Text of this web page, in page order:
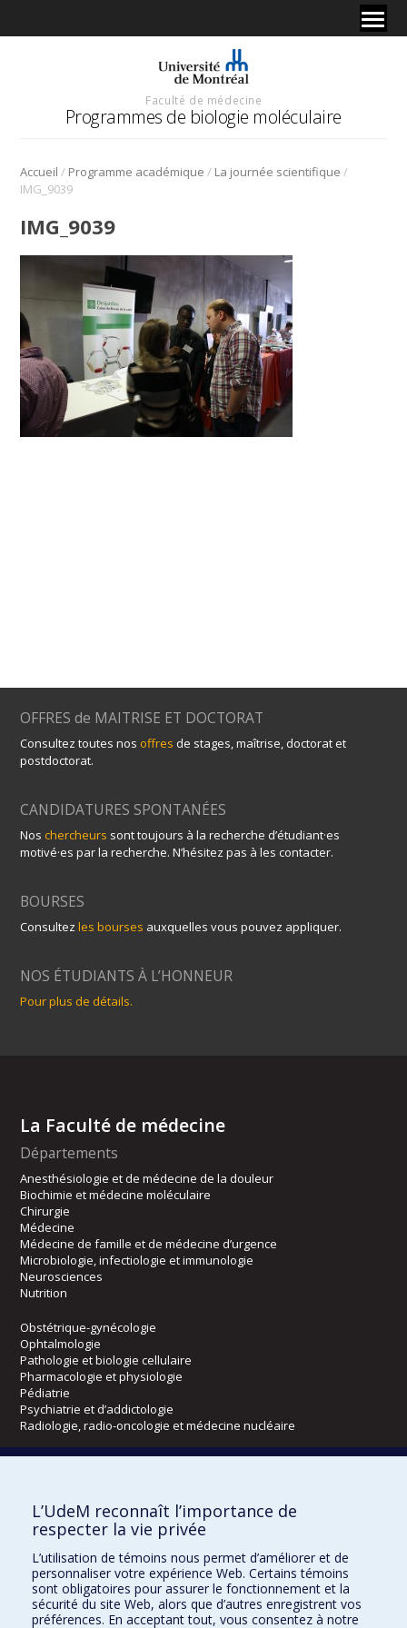
Faculté de médecine
Programmes de biologie moléculaire
Accueil / Programme académique / La journée scientifique /
IMG_9039
IMG_9039
OFFRES de MAITRISE ET DOCTORAT
Consultez toutes nos offres de stages, maîtrise, doctorat et
postdoctorat.
CANDIDATURES SPONTANÉES
Noschercheurs sont toujours à la recherche d’étudiant·es
motivé·es par la recherche. N’hésitez pas à les contacter.
BOURSES
Consultezles bourses auxquelles vous pouvez appliquer.
NOS ÉTUDIANTS À L’HONNEUR
Pour plus de détails.
La Faculté de médecine
Départements
Anesthésiologie et de médecine de la douleur
Biochimie et médecine moléculaire
Chirurgie
Médecine
Médecine de famille et de médecine d’urgence
Microbiologie, infectiologie et immunologie
Neurosciences
Nutrition
Obstétrique-gynécologie
Ophtalmologie
Pathologie et biologie cellulaire
Pharmacologie et physiologie
Pédiatrie
Psychiatrie et d’addictologie
Radiologie, radio-oncologie et médecine nucléaire
Kinésiologie et des sciences de l’activité physique
Orthophonie et audiologie
Directions
DPC
L’UdeM reconnaît l’importance de
respecter la vie privée
L’utilisation de témoins nous permet d’améliorer et de
personnaliser votre expérience Web. Certains témoins
sont obligatoires pour assurer le fonctionnement et la
sécurité du site Web, alors que d’autres enregistrent vos
préférences. En acceptant tout, vous consentez à notre